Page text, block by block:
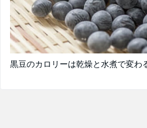
黒豆のカロリーは乾燥と水煮で変わ